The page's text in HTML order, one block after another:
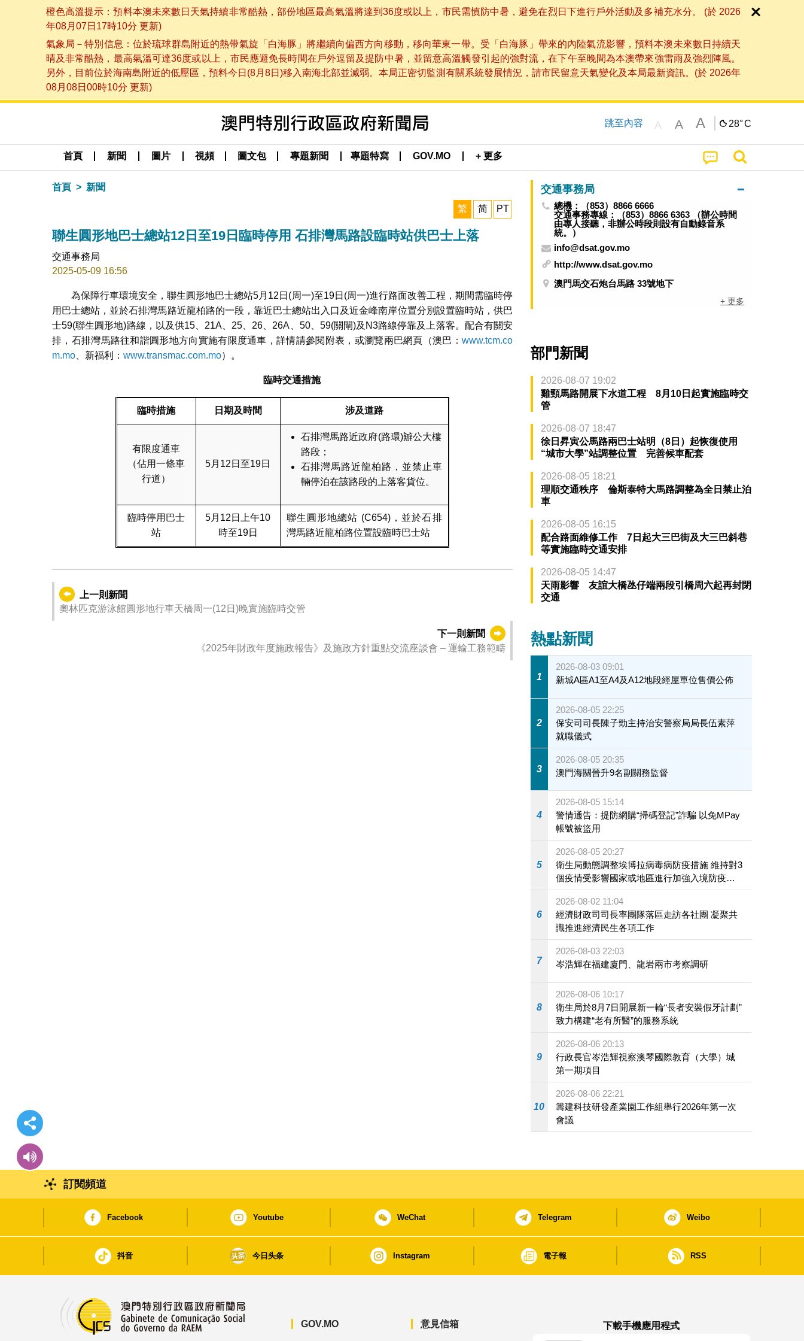
橙色高溫提示：預料本澳未來數日天氣持續非常酷熱，部份地區最高氣溫將達到36度或以上，市民需慎防中暑，避免在烈日下進行戶外活動及多補充水分。 (於 2026
年08月07日17時10分 更新)
氣象局－特別信息：位於琉球群島附近的熱帶氣旋「白海豚」將繼續向偏西方向移動，移向華東一帶。受「白海豚」帶來的內陸氣流影響，預料本澳未來數日持續天
晴及非常酷熱，最高氣溫可達36度或以上，市民應避免長時間在戶外逗留及提防中暑，並留意高溫觸發引起的強對流，在下午至晚間為本澳帶來強雷雨及強烈陣風。
另外，目前位於海南島附近的低壓區，預料今日(8月8日)移入南海北部並減弱。本局正密切監測有關系統發展情況，請市民留意天氣變化及本局最新資訊。(於 2026年
08月08日00時10分 更新)
跳至內容 A A A 28°C
首頁 新聞 圖片 視頻 圖文包 專題新聞 專題特寫 GOV.MO + 更多
首頁 新聞
繁 简 PT
聯生圓形地巴士總站12日至19日臨時停用 石排灣馬路設臨時站供巴士上落
交通事務局
2025-05-09 16:56
為保障行車環境安全，聯生圓形地巴士總站5月12日(周一)至19日(周一)進行路面改善工程，期間需臨時停
用巴士總站，並於石排灣馬路近龍柏路的一段，靠近巴士總站出入口及近金峰南岸位置分別設置臨時站，供巴
士59(聯生圓形地)路線，以及供15、21A、25、26、26A、50、59(關閘)及N3路線停靠及上落客。配合有關安
排，石排灣馬路往和諧圓形地方向實施有限度通車，詳情請參閱附表，或瀏覽兩巴網頁（澳巴： www.tcm.co
m.mo 、新福利： www.transmac.com.mo）。
臨時交通措施
臨時措施 日期及時間 涉及道路
有限度通車
（佔用一條車
行道）
5月12日至19日
石排灣馬路近政府(路環)辧公大樓
路段；
石排灣馬路近龍柏路，並禁止車
輛停泊在該路段的上落客貨位。
臨時停用巴士
站
5月12日上午10
時至19日
聯生圓形地總站 (C654)，並於石排
灣馬路近龍柏路位置設臨時巴士站
上一則新聞
奧林匹克游泳館圓形地行車天橋周一(12日)晚實施臨時交管
下一則新聞
《2025年財政年度施政報告》及施政方針重點交流座談會 – 運輸工務範疇
交通事務局
總機：（853）8866 6666
交通事務專線：（853）8866 6363 （辦公時間
由專人接聽，非辦公時段則設有自動錄音系
統。）
info@dsat.gov.mo
http://www.dsat.gov.mo
澳門馬交石炮台馬路 33號地下
+ 更多
部門新聞
2026-08-07 19:02
雞頸馬路開展下水道工程 8月10日起實施臨時交
管
2026-08-07 18:47
徐日昇寅公馬路兩巴士站明（8日）起恢復使用
“城市大學”站調整位置 完善候車配套
2026-08-05 18:21
理順交通秩序 倫斯泰特大馬路調整為全日禁止泊
車
2026-08-05 16:15
配合路面維修工作 7日起大三巴街及大三巴斜巷
等實施臨時交通安排
2026-08-05 14:47
天雨影響 友誼大橋氹仔端兩段引橋周六起再封閉
交通
熱點新聞
1
2026-08-03 09:01
新城A區A1至A4及A12地段經屋單位售價公佈
2
2026-08-05 22:25
保安司司長陳子勁主持治安警察局局長伍素萍
就職儀式
3
2026-08-05 20:35
澳門海關晉升9名副關務監督
4
2026-08-05 15:14
警情通告：提防網購“掃碼登記”詐騙 以免MPay
帳號被盜用
5
2026-08-05 20:27
衛生局動態調整埃博拉病毒病防疫措施 維持對3
個疫情受影響國家或地區進行加強入境防疫措
施
6
2026-08-02 11:04
經濟財政司司長率團隊落區走訪各社團 凝聚共
識推進經濟民生各項工作
7
2026-08-03 22:03
岑浩輝在福建廈門、龍岩兩市考察調研
8
2026-08-06 10:17
衛生局於8月7日開展新一輪“長者安裝假牙計劃”
致力構建“老有所醫”的服務系統
9
2026-08-06 20:13
行政長官岑浩輝視察澳琴國際教育（大學）城
第一期項目
10
2026-08-06 22:21
籌建科技研發產業園工作組舉行2026年第一次
會議
訂閱頻道
Facebook Youtube WeChat Telegram Weibo
抖音 今日头条 Instagram 電子報 RSS
GOV.MO 意見信箱
下載手機應用程式